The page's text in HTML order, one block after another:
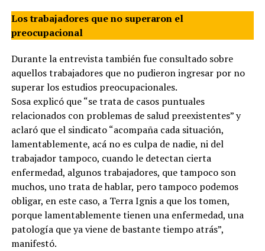
Los trabajadores que no superaron el
preocupacional
Durante la entrevista también fue consultado sobre
aquellos trabajadores que no pudieron ingresar por no
superar los estudios preocupacionales.
Sosa explicó que “se trata de casos puntuales
relacionados con problemas de salud preexistentes” y
aclaró que el sindicato “acompaña cada situación,
lamentablemente, acá no es culpa de nadie, ni del
trabajador tampoco, cuando le detectan cierta
enfermedad, algunos trabajadores, que tampoco son
muchos, uno trata de hablar, pero tampoco podemos
obligar, en este caso, a Terra Ignis a que los tomen,
porque lamentablemente tienen una enfermedad, una
patología que ya viene de bastante tiempo atrás”,
manifestó.